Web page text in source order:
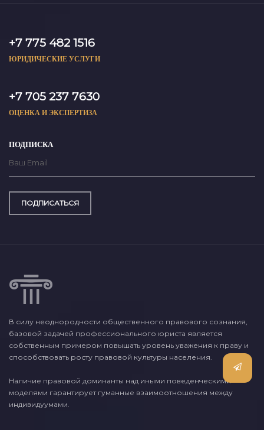
+7 775 482 1516
ЮРИДИЧЕСКИЕ УСЛУГИ
+7 705 237 7630
ОЦЕНКА И ЭКСПЕРТИЗА
ПОДПИСКА
ПОДПИСАТЬСЯ
В силу неоднородности общественного правового сознания,
базовой задачей профессионального юриста является
собственным примером повышать уровень уважения к праву и
способствовать росту правовой культуры населения.
Наличие правовой доминанты над иными поведенческими
моделями гарантирует гуманные взаимоотношения между
индивидуумами.